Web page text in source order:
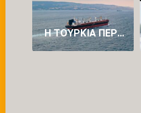
Η ΤΟΥΡΚΊΑ ΠΕΡΙΟΡΊΖΕΙ ΤΗ ΔΙΈΛΕΥΣΗ ΠΛΟΊΩΝ ΠΡΟΣ ΤΗ ΜΑΎΡΗ ΘΆΛΑΣΣΑ